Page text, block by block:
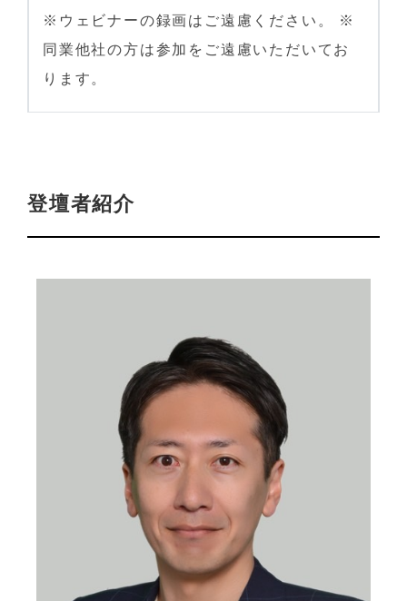
※ウェビナーの録画はご遠慮ください。 ※
同業他社の方は参加をご遠慮いただいてお
ります。
登壇者紹介